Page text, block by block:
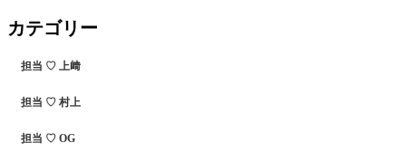
カテゴリー
担当 ♡ 上﨑
担当 ♡ 村上
担当 ♡ OG